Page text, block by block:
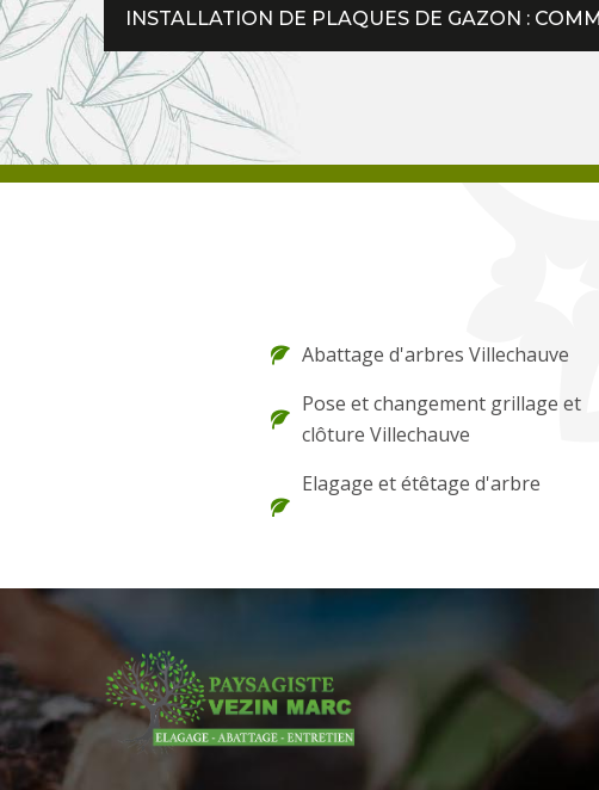
INSTALLATION DE PLAQUES DE GAZON :
Abattage d'arbres Villechauve
Pose et changement grillage et
clôture Villechauve
Elagage et étêtage d'arbre